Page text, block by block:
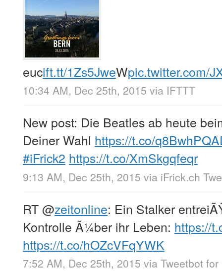
eucift.tt/1Zs5JweWpic.twitter.com/
10:34 AM, Dec 25th, 2015 via IFTTT
New post: Die Beatles ab heute
Deiner Wahl https://t.co/
#iFrick2 https://t.co/XmSkgqfeqr
9:13 AM, Dec 25th, 2015 via iFrick.ch
RT@zeitonline: Ein Stalker
Kontrolle Ã¼ber ihr Leben: https://
https://t.co/hOZcVFqYWK
7:52 AM, Dec 25th, 2015 via Tweetbot for